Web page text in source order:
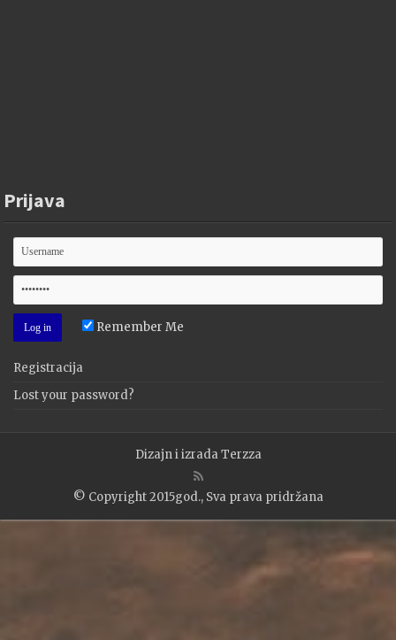
Prijava
Remember Me
Registracija
Lost your password?
Dizajn i izradaTerzza
© Copyright 2015god., Sva prava pridržana
WP2Social Auto PublishPowered By : XYZScripts.com